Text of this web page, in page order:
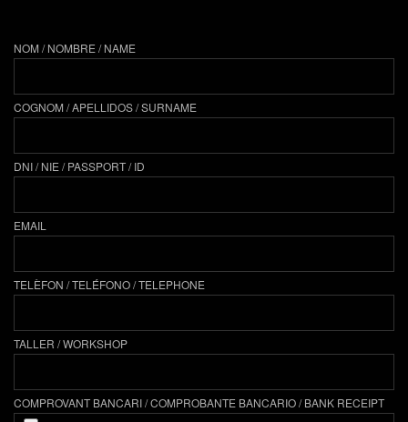
NOM / NOMBRE / NAME
COGNOM / APELLIDOS / SURNAME
DNI / NIE / PASSPORT / ID
EMAIL
TELÈFON / TELÉFONO / TELEPHONE
TALLER / WORKSHOP
COMPROVANT BANCARI / COMPROBANTE BANCARIO / BANK RECEIPT